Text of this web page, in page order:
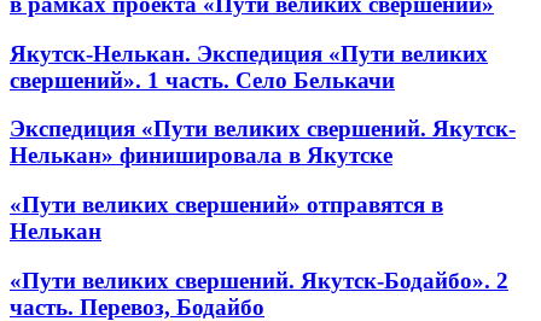
Якутск-Нелькан. Экспедиция «Пути великих
свершений». 1 часть. Село Белькачи
Экспедиция «Пути великих свершений. Якутск-
Нелькан» финишировала в Якутске
«Пути великих свершений» отправятся в
Нелькан
«Пути великих свершений. Якутск-Бодайбо». 2
часть. Перевоз, Бодайбо